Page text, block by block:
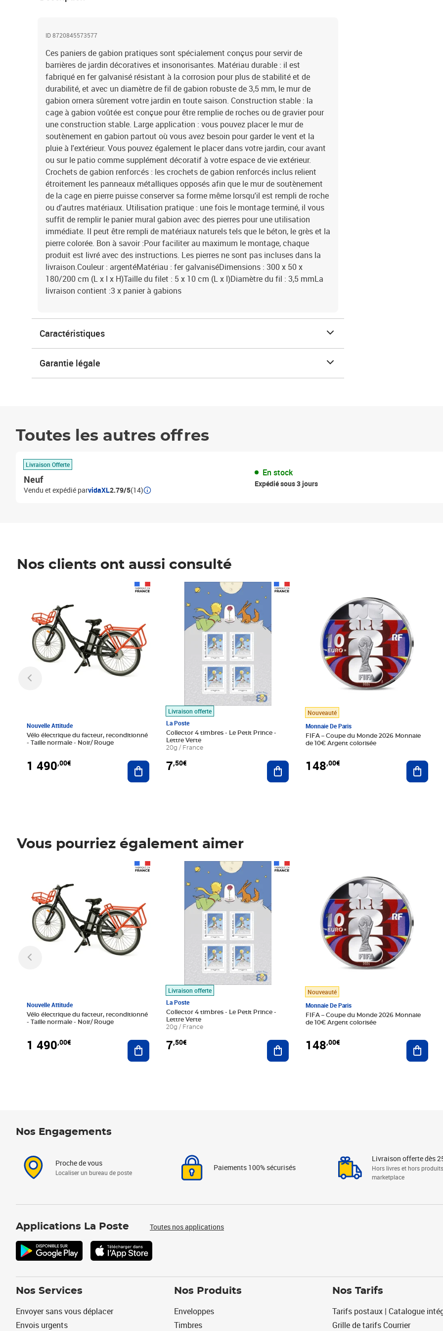
ID 8720845573577
Ces paniers de gabion pratiques sont spécialement conçus pour servir de
barrières de jardin décoratives et insonorisantes. Matériau durable : il est
fabriqué en fer galvanisé résistant à la corrosion pour plus de stabilité et de
durabilité, et avec un diamètre de fil de gabion robuste de 3,5 mm, le mur de
gabion ornera sûrement votre jardin en toute saison. Construction stable : la
cage à gabion voûtée est conçue pour être remplie de roches ou de gravier pour
une construction stable. Large application : vous pouvez placer le mur de
soutènement en gabion partout où vous avez besoin pour garder le vent et la
pluie à l'extérieur. Vous pouvez également le placer dans votre jardin, cour avant
ou sur le patio comme supplément décoratif à votre espace de vie extérieur.
Crochets de gabion renforcés : les crochets de gabion renforcés inclus relient
étroitement les panneaux métalliques opposés afin que le mur de soutènement
de la cage en pierre puisse conserver sa forme même lorsqu'il est rempli de roche
ou d'autres matériaux. Utilisation pratique : une fois le montage terminé, il vous
suffit de remplir le panier mural gabion avec des pierres pour une utilisation
immédiate. Il peut être rempli de matériaux naturels tels que le béton, le grès et la
pierre colorée. Bon à savoir :Pour faciliter au maximum le montage, chaque
produit est livré avec des instructions. Les pierres ne sont pas incluses dans la
livraison.Couleur : argentéMatériau : fer galvaniséDimensions : 300 x 50 x
180/200 cm (L x l x H)Taille du filet : 5 x 10 cm (L x l)Diamètre du fil : 3,5 mmLa
livraison contient :3 x panier à gabions
Caractéristiques
Garantie légale
Toutes les autres offres
Livraison Offerte
Neuf
Vendu et expédié parvidaXL2.79/5(14)
En stock
Expédié sous 3 jours
Nos clients ont aussi consulté
Nouvelle Attitude
Vélo électrique du facteur, reconditionné
- Taille normale - Noir/ Rouge
1 490,00€ Ajouter au panier
Livraison offerte
La Poste
Collector 4 timbres - Le Petit Prince -
Lettre Verte
20g / France
7,50€
Prix 7,50€
Ajouter au panier
Nouveauté
Monnaie De Paris
FIFA – Coupe du Monde 2026 Monnaie
de 10€ Argent colorisée
148,00€
Vous pourriez également aimer
Nouvelle Attitude
Vélo électrique du facteur, reconditionné
- Taille normale - Noir/ Rouge
1 490,00€ Ajouter au panier
Livraison offerte
La Poste
Collector 4 timbres - Le Petit Prince -
Lettre Verte
20g / France
7,50€
Prix 7,50€
Ajouter au panier
Nouveauté
Monnaie De Paris
FIFA – Coupe du Monde 2026 Monnaie
de 10€ Argent colorisée
148,00€
Nos Engagements
Proche de vous
Localiser un bureau de poste
Paiements 100% sécurisés
Livraison offerte dès
Hors livres et hors produits
marketplace
Applications La Poste Toutes nos applications
Nos Services
Envoyer sans vous déplacer
Envois urgents
Nos Produits
Enveloppes
Timbres
Nos Tarifs
Tarifs postaux | Catalogue
Grille de tarifs Courrier